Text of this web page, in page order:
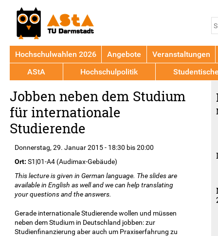
to
top
Jobben neben dem Studium
für internationale
Studierende
Donnerstag, 29. Januar 2015 - 18:30 bis20:00
Ort: S1|01-A4 (Audimax-Gebäude)
This lecture is given in German language. The slides are
available in English as well and we can help translating
your questions and the answers.
Gerade internationale Studierende wollen und müssen
neben dem Studium in Deutschland jobben: zur
Studienfinanzierung aber auch um Praxiserfahrung zu
Hochschulwahlen 2026 Angebote
Veranstaltungen
AStA
Hochschulpolitik